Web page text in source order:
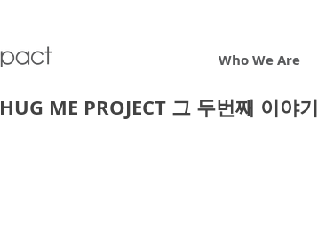
Who We Are
HUG ME PROJECT 그 두번째 이야기